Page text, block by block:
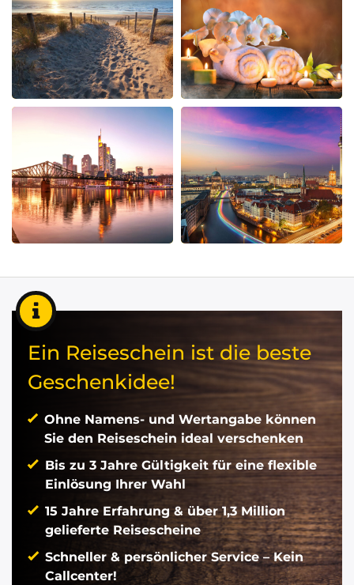
Ein Reiseschein ist die beste
Geschenkidee!
Ohne Namens- und Wertangabe können
Sie den Reiseschein ideal verschenken
Bis zu 3 Jahre Gültigkeit für eine flexible
Einlösung Ihrer Wahl
15 Jahre Erfahrung & über 1,3 Million
gelieferte Reisescheine
Schneller & persönlicher Service – Kein
Callcenter!